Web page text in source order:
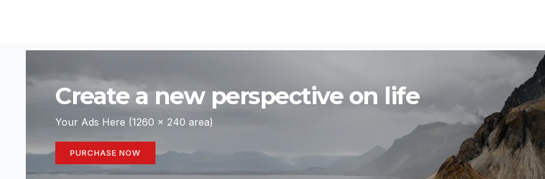
Create a new perspective on life
Your Ads Here (1260 x 240 area)
PURCHASE NOW